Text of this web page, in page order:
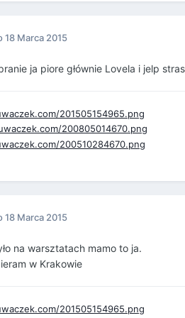
18 Marca 2015
ja piore głównie Lovela i jelp
18 Marca 2015
na warsztatach mamo to ja.
w Krakowie